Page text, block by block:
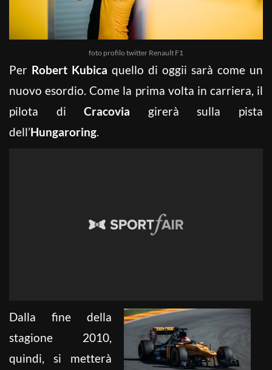
foto profilo twitter Renault F1
Per Robert Kubica quello di oggii sarà come un
nuovo esordio. Come la prima volta in carriera, il
pilota diCracovia girerà sulla pista
dell’Hungaroring.
Dalla fine della
stagione 2010,
quindi, si metterà